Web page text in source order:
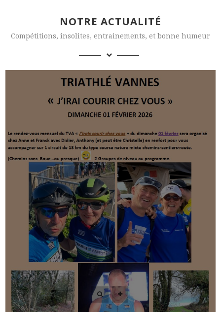
NOTRE ACTUALITÉ
Compétitions, insolites, entrainements, et bonne humeur